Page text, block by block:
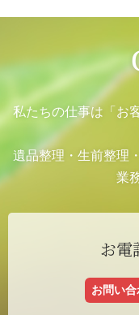
私たちの仕事は「お
遺品整理・生前整理
業
お電
お問い